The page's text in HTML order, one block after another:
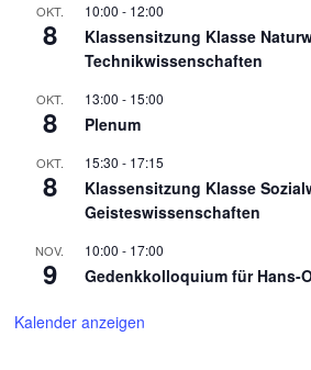
OKT.
8
10:00 - 12:00
Klassensitzung Klasse
Technikwissenschaften
OKT.
8
13:00 - 15:00
Plenum
OKT.
8
15:30 - 17:15
Klassensitzung Klasse
Geisteswissenschaften
NOV.
9
10:00 - 17:00
Gedenkkolloquium für Hans-
Kalender anzeigen